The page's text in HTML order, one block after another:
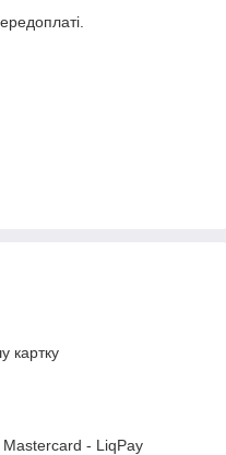
картку
- LiqPay